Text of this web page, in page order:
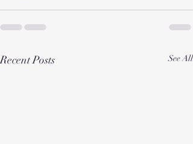
Recent Posts See All